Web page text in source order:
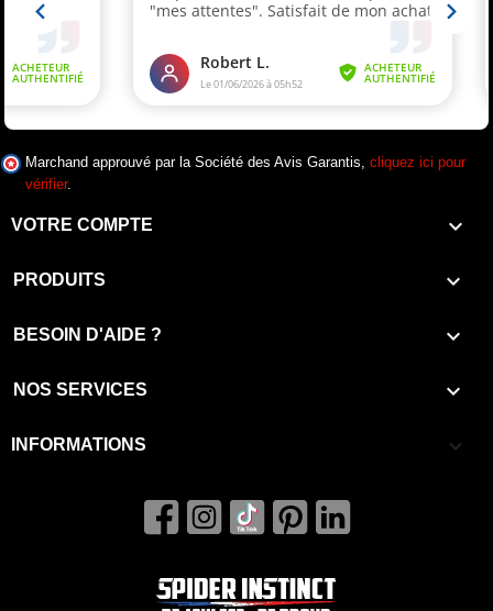
Marchand approuvé par la Société des Avis Garantis, cliquez ici pour
vérifier.
VOTRE COMPTE 
PRODUITS 
BESOIN D'AIDE ? 
NOS SERVICES 
INFORMATIONS keyboard_arrow_down